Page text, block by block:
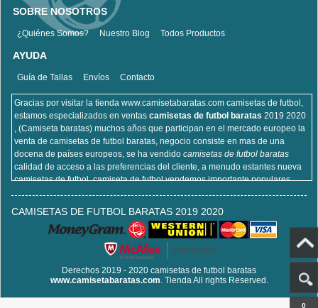
SOBRE NOSOTROS
¿Quiénes Somos? Nuestro Blog Todos Productos
AYUDA
Guía de Tallas Envíos Contacto
Gracias por visitar la tienda www.camisetabaratas.com camisetas de futbol,
estamos especializados en ventas camisetas de futbol baratas 2019 2020
, (Camiseta baratas) muchos años que participan en el mercado europeo la
venta de camisetas de futbol baratas, negocio consiste en mas de una
docena de países europeos, se ha vendido camisetas de futbol baratas
calidad de acceso a las preferencias del cliente, a menudo estantes nueva
camisetas de futbol, camiseta de futbol vendemos importante populares,
sitios de la camisa de futbol que venden , cien por ciento algodón, lavable a
máquina, no desapareciendo, la calidad puede ser garantizada, puedes
estar seguro de comprar!
CAMISETAS DE FUTBOL BARATAS 2019 2020
Derechos 2019 - 2020 camisetas de futbol baratas
www.camisetabaratas.com. Tienda All rights Reserved.
0